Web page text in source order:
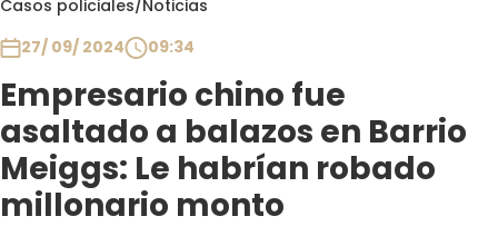
Casos policiales/Noticias
27/ 09/ 2024
09:34
Empresario chino fue
asaltado a balazos en Barrio
Meiggs: Le habrían robado
millonario monto
Club De La Comedia
Contigo en Directo
Plan Perfecto
El Tiempo
Sabingo
Todos Los Programas